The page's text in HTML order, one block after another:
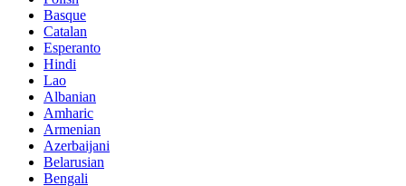
Basque
Catalan
Esperanto
Hindi
Lao
Albanian
Amharic
Armenian
Azerbaijani
Belarusian
Bengali